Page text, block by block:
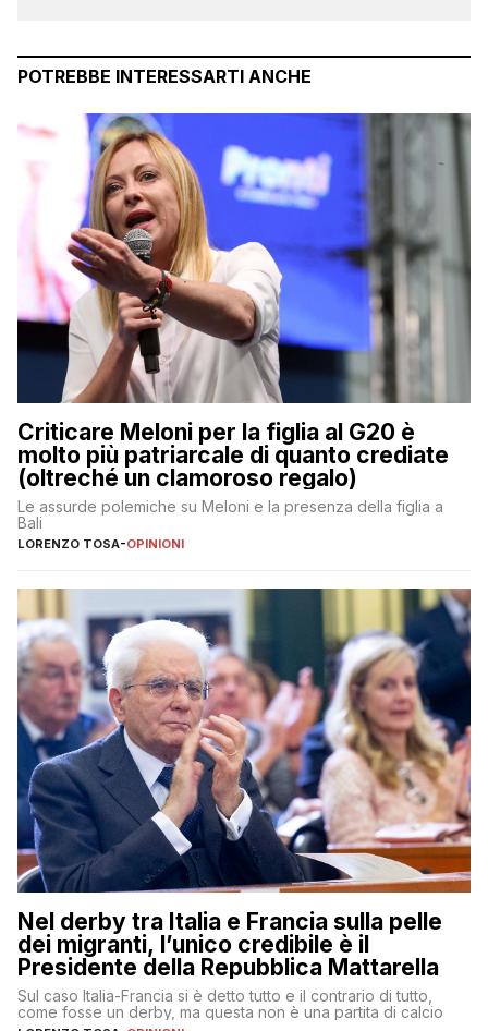
POTREBBE INTERESSARTI ANCHE
Criticare Meloni per la figlia al G20 è
molto più patriarcale di quanto crediate
(oltreché un clamoroso regalo)
Le assurde polemiche su Meloni e la presenza della figlia a
Bali
LORENZO TOSA-OPINIONI
Nel derby tra Italia e Francia sulla pelle
dei migranti, l’unico credibile è il
Presidente della Repubblica Mattarella
Sul caso Italia-Francia si è detto tutto e il contrario di tutto,
come fosse un derby, ma questa non è una partita di calcio